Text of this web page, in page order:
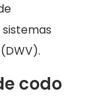
codo